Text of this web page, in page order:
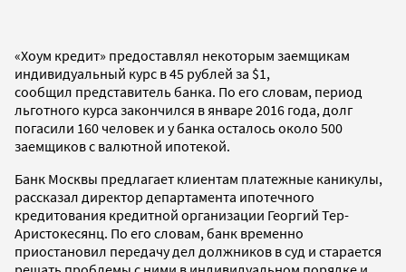
«Хоум кредит» предоставлял некоторым заемщикам
индивидуальный курс в 45 рублей за $1,
сообщил представитель банка. По его словам, период
льготного курса закончился в январе 2016 года, долг
погасили 160 человек и у банка осталось около 500
заемщиков с валютной ипотекой.
Банк Москвы предлагает клиентам платежные каникулы,
рассказал директор департамента ипотечного
кредитования кредитной организации Георгий Тер-
Аристокесянц. По его словам, банк временно
приостановил передачу дел должников в суд и старается